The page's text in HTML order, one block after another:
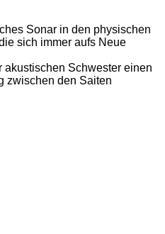
Sonar in den physischen
sich immer aufs Neue
akustischen Schwester einen
zwischen den Saiten